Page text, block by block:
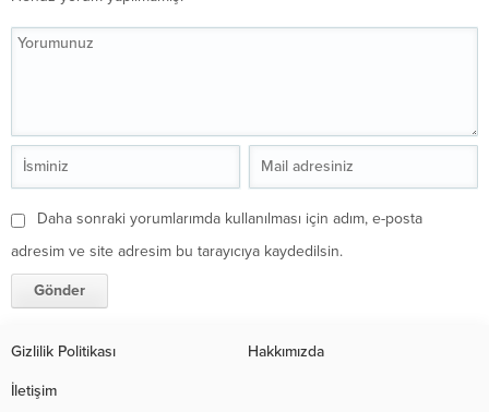
Daha sonraki yorumlarımda kullanılması için adım, e-posta
adresim ve site adresim bu tarayıcıya kaydedilsin.
Gizlilik Politikası Hakkımızda
İletişim